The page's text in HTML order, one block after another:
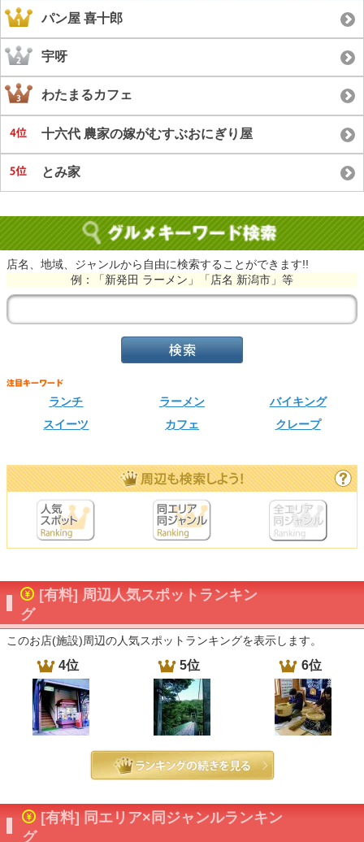
パン屋 喜十郎
宇呀
わたまるカフェ
十六代 農家の嫁がむすぶおにぎり屋
とみ家
店名、地域、ジャンルから自由に検索することができます!!
例：「新発田 ラーメン」「店名 新潟市」等
ランチ ラーメン
バイキング
スイーツ
カフェ クレープ
[有料] 周辺人気スポットランキン
グ
このお店(施設)周辺の人気スポットランキングを表示します。
4位 5位 6位
[有料] 同エリア×同ジャンルランキン
グ